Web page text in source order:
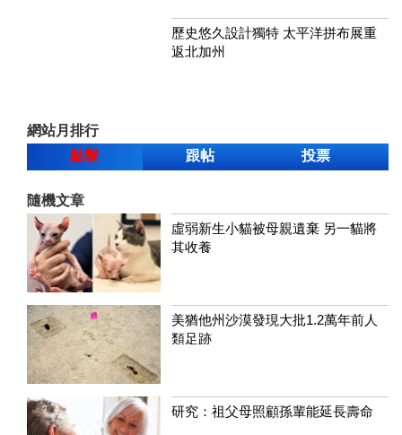
歷史悠久設計獨特 太平洋拼布展重
返北加州
網站月排行
點擊
跟帖 投票
隨機文章
虛弱新生小貓被母親遺棄 另一貓將
其收養
美猶他州沙漠發現大批1.2萬年前人
類足跡
研究：祖父母照顧孫輩能延長壽命